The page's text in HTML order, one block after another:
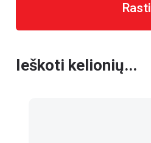
Rasti
Ieškoti kelionių...